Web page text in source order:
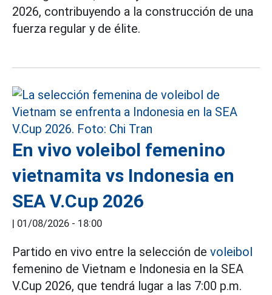
2026, contribuyendo a la construcción de una
fuerza regular y de élite.
En vivo voleibol femenino
vietnamita vs Indonesia en
SEA V.Cup 2026
01/08/2026 - 18:00
Partido en vivo entre la selección de voleibol
femenino de Vietnam e Indonesia en la SEA
V.Cup 2026, que tendrá lugar a las 7:00 p.m.